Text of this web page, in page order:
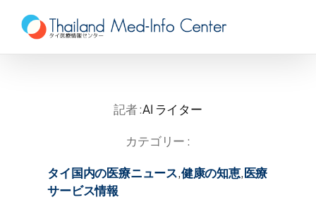
content
記者 :AI ライター
カテゴリー :
タイ国内の医療ニュース,健康の知恵,医療
サービス情報